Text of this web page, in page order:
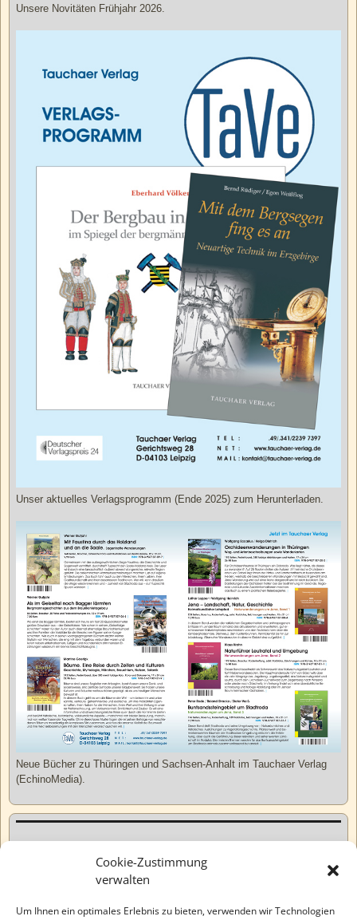
Cookie-Zustimmung
verwalten
Um Ihnen ein optimales Erlebnis zu bieten, verwenden wir Technologien
Unsere Novitäten Frühjahr 2026.
Unser aktuelles Verlagsprogramm (Ende 2025) zum Herunterladen.
Neue Bücher zu Thüringen und Sachsen-Anhalt im Tauchaer Verlag
(EchinoMedia).